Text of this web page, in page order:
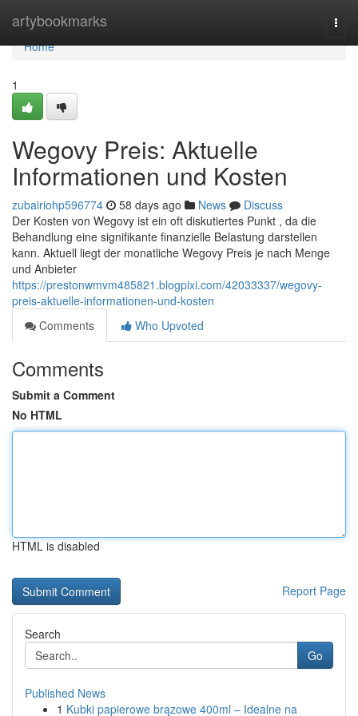
artybookmarks
Home
Home
1
Wegovy Preis: Aktuelle
Informationen und Kosten
zubairiohp596774 58 days ago News
Discuss
Der Kosten von Wegovy ist ein oft diskutiertes Punkt , da die
Behandlung eine signifikante finanzielle Belastung darstellen
kann. Aktuell liegt der monatliche Wegovy Preis je nach Menge
und Anbieter
https://prestonwmvm485821.blogpixi.com/42033337/wegovy-
preis-aktuelle-informationen-und-kosten
Comments
Who Upvoted
Comments
Submit a Comment
No HTML
HTML is disabled
Report Page
Search
Go
Published News
1 Kubki papierowe brązowe 400ml – Idealne na